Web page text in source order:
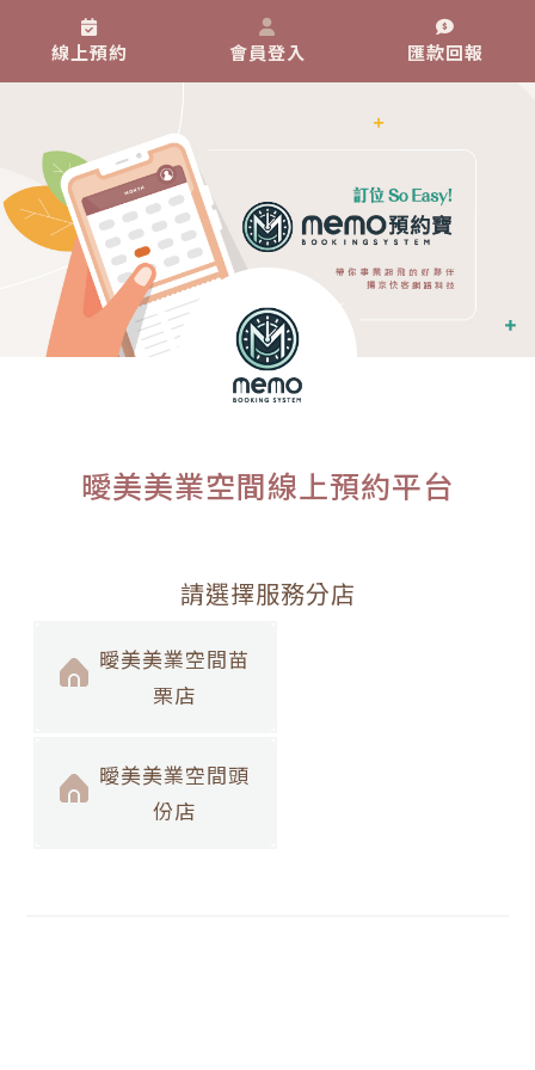
線上預約 會員登入 匯款回報
曖美美業空間線上預約平台
請選擇服務分店
曖美美業空間苗
栗店
曖美美業空間頭
份店